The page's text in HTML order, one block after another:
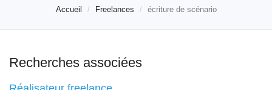
Accueil Freelances écriture de scénario
Recherches associées